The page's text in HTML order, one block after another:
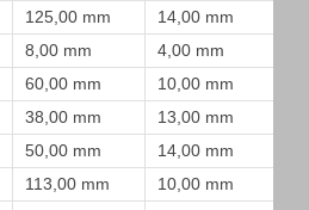
125,00 mm
14,00 mm
8,00 mm
4,00 mm
60,00 mm
10,00 mm
38,00 mm
13,00 mm
50,00 mm
14,00 mm
113,00 mm
10,00 mm